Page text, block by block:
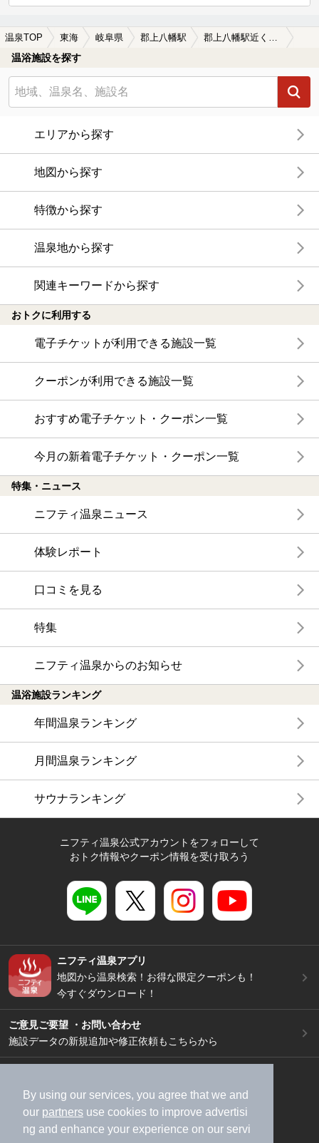
By using our services, you agree that we and
our partners use cookies to improve advertisi
ng and enhance your experience on our servi
温泉TOP 東海 岐阜県 郡上八幡駅 郡上八幡駅近くのサウナ施設おすすめ(2026年版)
温浴施設を探す
エリアから探す
地図から探す
特徴から探す
温泉地から探す
関連キーワードから探す
おトクに利用する
電子チケットが利用できる施設一覧
クーポンが利用できる施設一覧
おすすめ電子チケット・クーポン一覧
今月の新着電子チケット・クーポン一覧
特集・ニュース
ニフティ温泉ニュース
体験レポート
口コミを見る
特集
ニフティ温泉からのお知らせ
温浴施設ランキング
年間温泉ランキング
月間温泉ランキング
サウナランキング
ニフティ温泉公式アカウントをフォローして
おトク情報やクーポン情報を受け取ろう
ニフティ温泉アプリ
地図から温泉検索！お得な限定クーポンも！
今すぐダウンロード！
ご意見ご要望 ・お問い合わせ
施設データの新規追加や修正依頼もこちらから
加盟店募集（資料請求）
広告出稿のご案内
利用規約
ライフスタイルMEMBERS+規約
特定商取引法に基づく表記
ヘルプ 採用情報